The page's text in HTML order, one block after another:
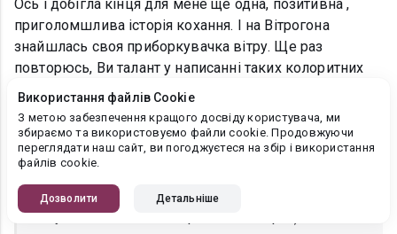
Ось і добігла кінця для мене ще одна, позитивна ,
приголомшлива історія кохання. І на Вітрогона
знайшлась своя приборкувачка вітру. Ще раз
повторюсь, Ви талант у написанні таких колоритних
цікавинок. Дякую. Переходжу до "Родини на мільйон"
Інна Камікадз
02.02.2024, 10:45:51
Olena Ostash
, ми класна нація, попри все)) Ось
тому важливо писати про наш колорит)
Використання файлів Cookie
З метою забезпечення кращого досвіду користувача, ми
збираємо та використовуємо файли cookie. Продовжуючи
переглядати наш сайт, ви погоджуєтеся на збір і використання
файлів cookie.
Дозволити Детальніше